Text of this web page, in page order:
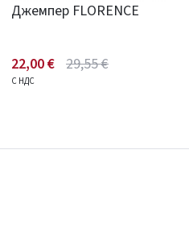
Джемпер FLORENCE
22,00 € 29,55 €
С НДС